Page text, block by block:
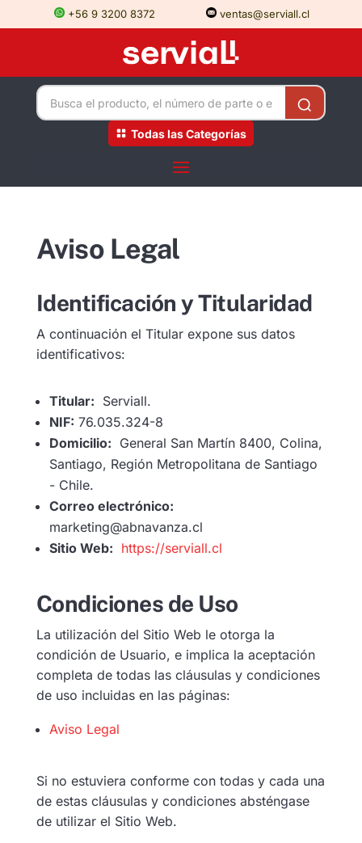
+56 9 3200 8372 ventas@serviall.cl
Todas las Categorías
Aviso Legal
Identificación y Titularidad
A continuación el Titular expone sus datos
identificativos:
Titular: Serviall.
NIF: 76.035.324-8
Domicilio: General San Martín 8400, Colina,
Santiago, Región Metropolitana de Santiago
- Chile.
Correo electrónico:
marketing@abnavanza.cl
Sitio Web: https://serviall.cl
Condiciones de Uso
La utilización del Sitio Web le otorga la
condición de Usuario, e implica la aceptación
completa de todas las cláusulas y condiciones
de uso incluidas en las páginas:
Aviso Legal
Si no estuviera conforme con todas y cada una
de estas cláusulas y condiciones absténgase
de utilizar el Sitio Web.